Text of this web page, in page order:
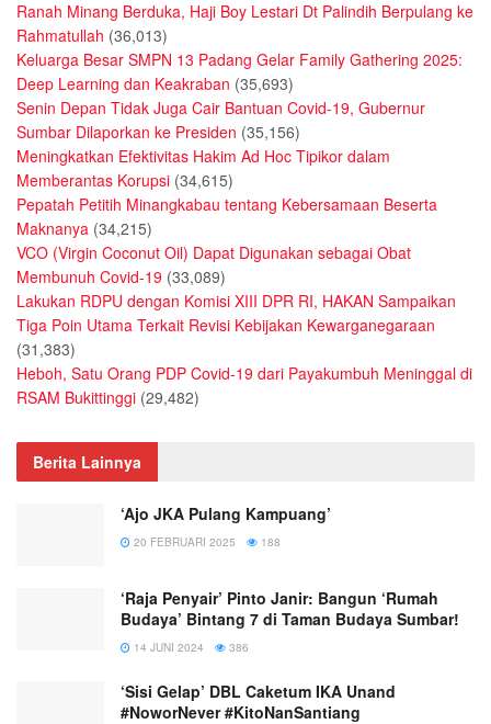
Ranah Minang Berduka, Haji Boy Lestari Dt Palindih Berpulang ke
Rahmatullah (36,013)
Keluarga Besar SMPN 13 Padang Gelar Family Gathering 2025:
Deep Learning dan Keakraban (35,693)
Senin Depan Tidak Juga Cair Bantuan Covid-19, Gubernur
Sumbar Dilaporkan ke Presiden (35,156)
Meningkatkan Efektivitas Hakim Ad Hoc Tipikor dalam
Memberantas Korupsi (34,615)
Pepatah Petitih Minangkabau tentang Kebersamaan Beserta
Maknanya (34,215)
VCO (Virgin Coconut Oil) Dapat Digunakan sebagai Obat
Membunuh Covid-19 (33,089)
Lakukan RDPU dengan Komisi XIII DPR RI, HAKAN Sampaikan
Tiga Poin Utama Terkait Revisi Kebijakan Kewarganegaraan
(31,383)
Heboh, Satu Orang PDP Covid-19 dari Payakumbuh Meninggal di
RSAM Bukittinggi (29,482)
Berita Lainnya
‘Ajo JKA Pulang Kampuang’
20 FEBRUARI 2025 188
‘Raja Penyair’ Pinto Janir: Bangun ‘Rumah
Budaya’ Bintang 7 di Taman Budaya Sumbar!
14 JUNI 2024 386
‘Sisi Gelap’ DBL Caketum IKA Unand
#NoworNever #KitoNanSantiang